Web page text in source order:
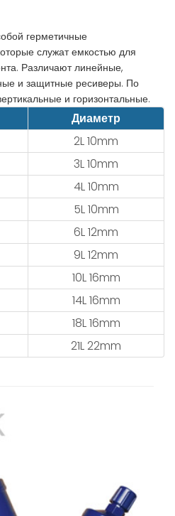
герметичные
служат емкостью для
Различают линейные,
и защитные ресиверы. По
и горизонтальные.
Диаметр
2L 10mm
3L 10mm
4L 10mm
5L 10mm
6L 12mm
9L 12mm
10L 16mm
14L 16mm
18L 16mm
21L 22mm